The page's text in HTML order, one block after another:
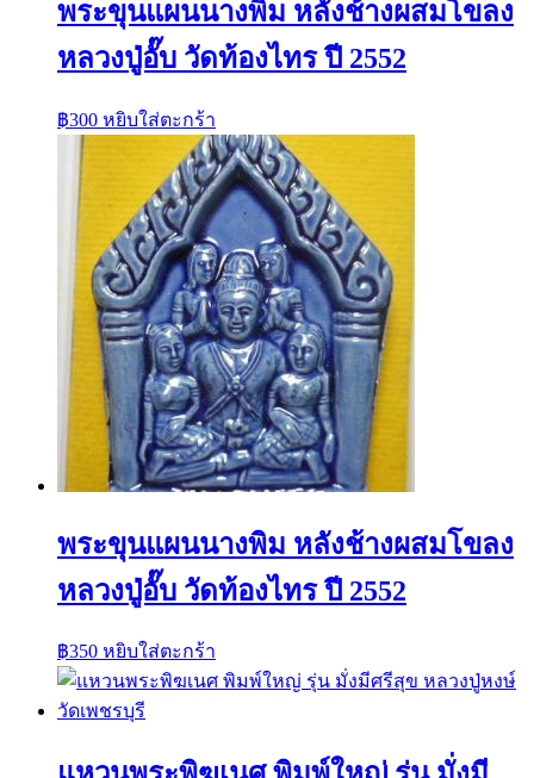
พระขุนแผนนางพิม หลังช้างผสมโขลง
หลวงปู่อั๊บ วัดท้องไทร ปี 2552
฿300 หยิบใส่ตะกร้า
พระขุนแผนนางพิม หลังช้างผสมโขลง
หลวงปู่อั๊บ วัดท้องไทร ปี 2552
฿350 หยิบใส่ตะกร้า